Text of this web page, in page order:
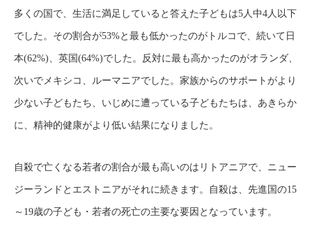
多くの国で、生活に満足していると答えた子どもは5人中4人以下
でした。その割合が53%と最も低かったのがトルコで、続いて日
本(62%)、英国(64%)でした。反対に最も高かったのがオランダ、
次いでメキシコ、ルーマニアでした。家族からのサポートがより
少ない子どもたち、いじめに遭っている子どもたちは、あきらか
に、精神的健康がより低い結果になりました。
自殺で亡くなる若者の割合が最も高いのはリトアニアで、ニュー
ジーランドとエストニアがそれに続きます。自殺は、先進国の15
～19歳の子ども・若者の死亡の主要な要因となっています。